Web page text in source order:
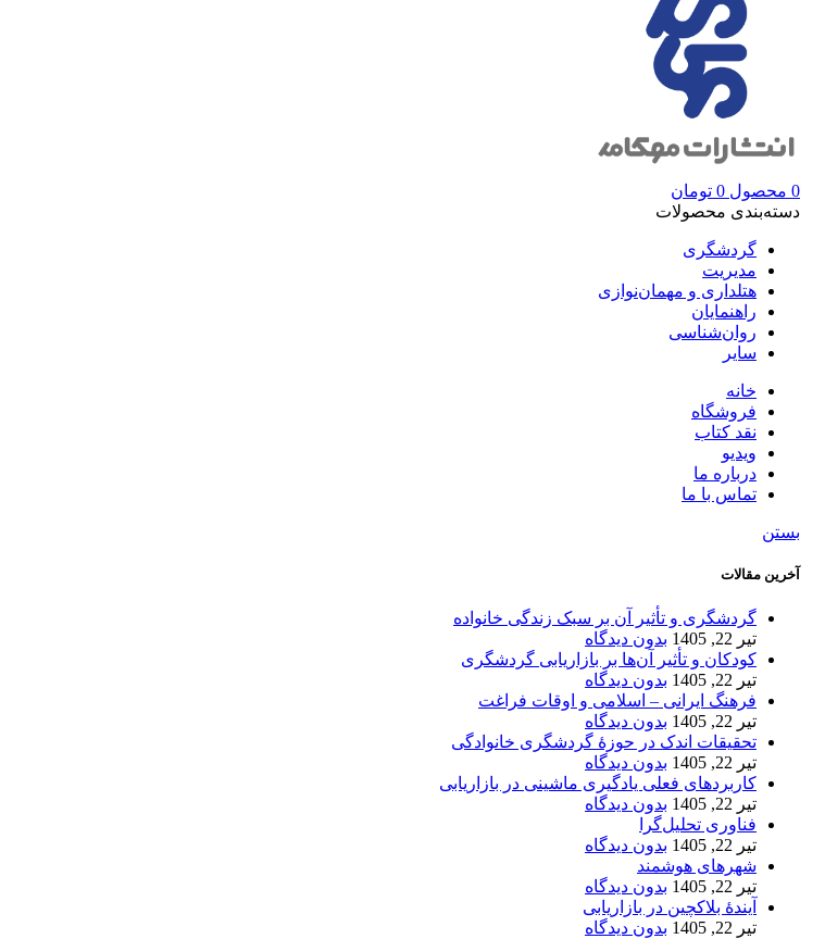
0 محصول 0 تومان
دسته‌بندی محصولات
گردشگری
مدیریت
هتلداری و مهمان‌نوازی
راهنمایان
روان‌شناسی
سایر
خانه
فروشگاه
نقد کتاب
ویدیو
درباره‌ ما
تماس با ما
بستن
آخرین مقالات
گردشگری و تأثیر آن بر سبک زندگی خانواده
تیر 22, 1405
بدون دیدگاه
کودکان و تأثیر آن‌ها بر بازاریابی گردشگری
تیر 22, 1405
بدون دیدگاه
فرهنگ ایرانی – اسلامی و اوقات فراغت
تیر 22, 1405
بدون دیدگاه
تحقیقات اندک در حوزۀ گردشگری خانوادگی
تیر 22, 1405
بدون دیدگاه
کاربردهای فعلی یادگیری ماشینی در بازاریابی
تیر 22, 1405
بدون دیدگاه
فناوری تحلیل‌گرا
تیر 22, 1405
بدون دیدگاه
شهرهای هوشمند
تیر 22, 1405
بدون دیدگاه
آیندۀ بلاکچین در بازاریابی
تیر 22, 1405
بدون دیدگاه